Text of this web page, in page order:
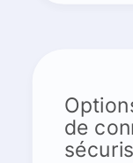
de